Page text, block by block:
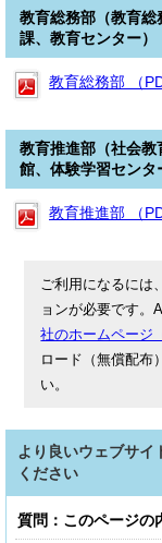
教育総務部（教育
課、教育センター）
教育総務部 （
教育推進部（社会
館、体験学習センタ
教育推進部 （
ご利用になるには
ョンが必要です。
社のホームページ
ロード（無償配布
い。
より良いウェブサイ
ください
質問：このページの